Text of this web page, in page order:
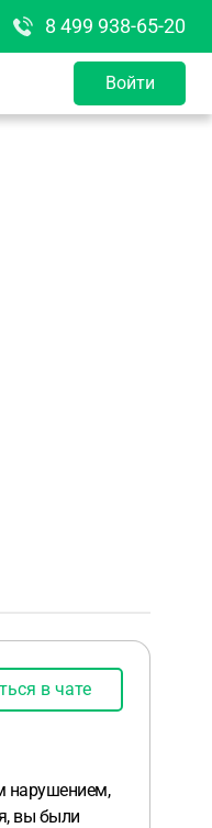
8 499 938-65-20
Войти
в чате
нарушением,
вы были